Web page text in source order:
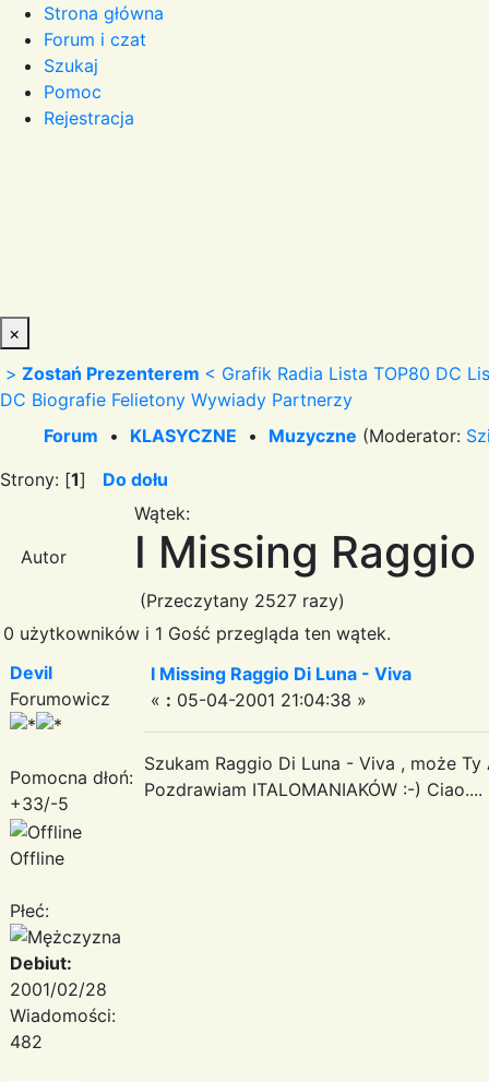
Strona główna
Forum i czat
Szukaj
Pomoc
Rejestracja
×
> Zostań Prezenterem < Grafik Radia Lista TOP80 DC
DC Biografie Felietony Wywiady Partnerzy
Forum • KLASYCZNE • Muzyczne (Moderator:
Strony: [1] Do dołu
Autor
Wątek:
I Missing
(Przeczytany 2527 razy)
0 użytkowników i 1 Gość przegląda ten wątek.
Devil
Forumowicz
Pomocna dłoń:
+33/-5
Offline
Płeć:
Debiut:
2001/02/28
Wiadomości:
482
I Missing Raggio Di Luna - Viva
« : 05-04-2001 21:04:38 »
Szukam Raggio Di Luna - Viva , może
Pozdrawiam ITALOMANIAKÓW :-) Ciao....